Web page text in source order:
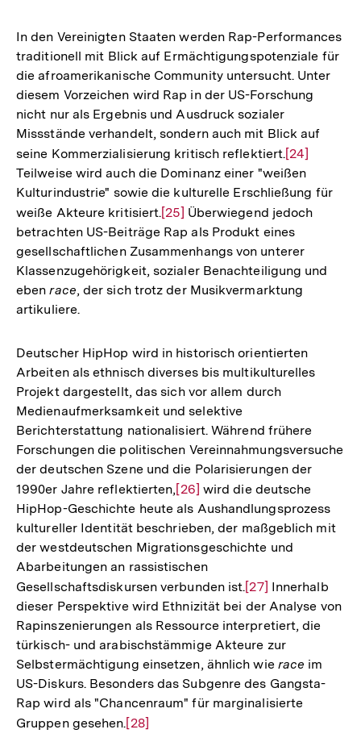
In den Vereinigten Staaten werden Rap-Performances
traditionell mit Blick auf Ermächtigungspotenziale für
die afroamerikanische Community untersucht. Unter
diesem Vorzeichen wird Rap in der US-Forschung
nicht nur als Ergebnis und Ausdruck sozialer
Missstände verhandelt, sondern auch mit Blick auf
seine Kommerzialisierung kritisch reflektiert.Zur
Auflösung
der
Fußnote
[24]
Teilweise wird auch die Dominanz einer "weißen
Kulturindustrie" sowie die kulturelle Erschließung für
weiße Akteure kritisiert.Zur
Auflösung
der
Fußnote
[25] Überwiegend jedoch
betrachten US-Beiträge Rap als Produkt eines
gesellschaftlichen Zusammenhangs von unterer
Klassenzugehörigkeit, sozialer Benachteiligung und
ebenrace, der sich trotz der Musikvermarktung
artikuliere.
Deutscher HipHop wird in historisch orientierten
Arbeiten als ethnisch diverses bis multikulturelles
Projekt dargestellt, das sich vor allem durch
Medienaufmerksamkeit und selektive
Berichterstattung nationalisiert. Während frühere
Forschungen die politischen Vereinnahmungsversuche
der deutschen Szene und die Polarisierungen der
1990er Jahre reflektierten,Zur
Auflösung
der
Fußnote
[26] wird die deutsche
HipHop-Geschichte heute als Aushandlungsprozess
kultureller Identität beschrieben, der maßgeblich mit
der westdeutschen Migrationsgeschichte und
Abarbeitungen an rassistischen
Gesellschaftsdiskursen verbunden ist.Zur
Auflösung
der
Fußnote
[27] Innerhalb
dieser Perspektive wird Ethnizität bei der Analyse von
Rapinszenierungen als Ressource interpretiert, die
türkisch- und arabischstämmige Akteure zur
Selbstermächtigung einsetzen, ähnlich wie race im
US-Diskurs. Besonders das Subgenre des Gangsta-
Rap wird als "Chancenraum" für marginalisierte
Gruppen gesehen.Zur
[28]